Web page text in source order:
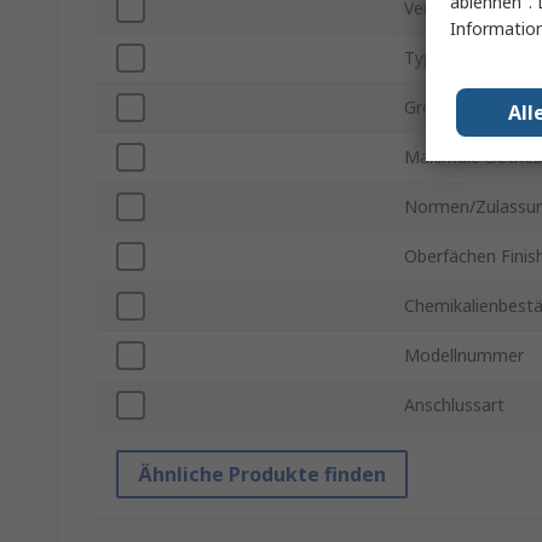
Verbindungstyp
Typ der
Größe der
Maximale
Normen/
Oberfächen
Modellnummer
Anschlussart
Ähnliche Produkte finden